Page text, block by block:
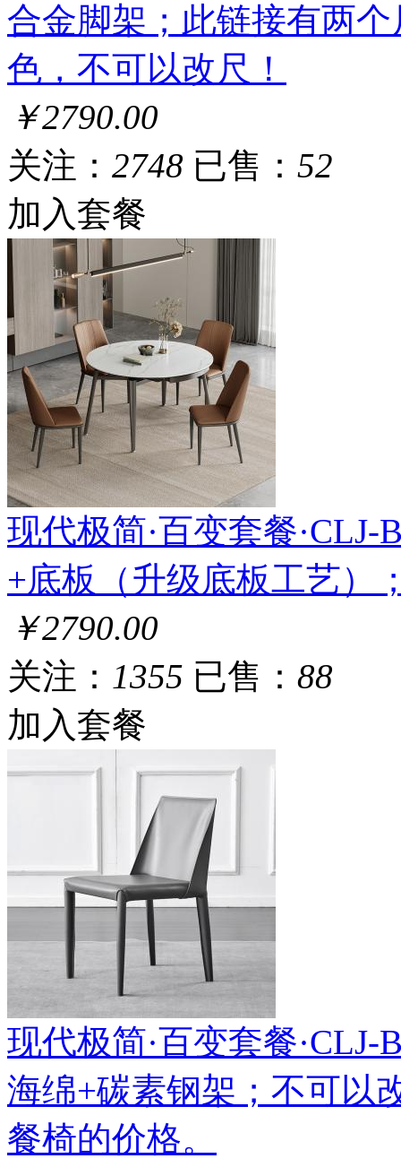
合金脚架；此链接有两
色，不可以改尺！
￥2790.00
关注： 2748 已售： 52
加入套餐
现代极简·百变套餐·CLJ-
+底板（升级底板工艺）
￥2790.00
关注： 1355 已售： 88
加入套餐
现代极简·百变套餐·CLJ-
海绵+碳素钢架；不可以
餐椅的价格。